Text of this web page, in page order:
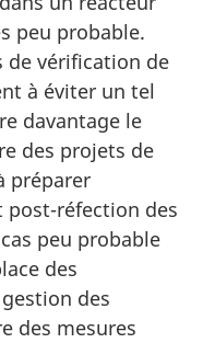
peu probable.
de vérification de
à éviter un tel
davantage le
des projets de
préparer
réfection des
peu probable
des
des
des mesures